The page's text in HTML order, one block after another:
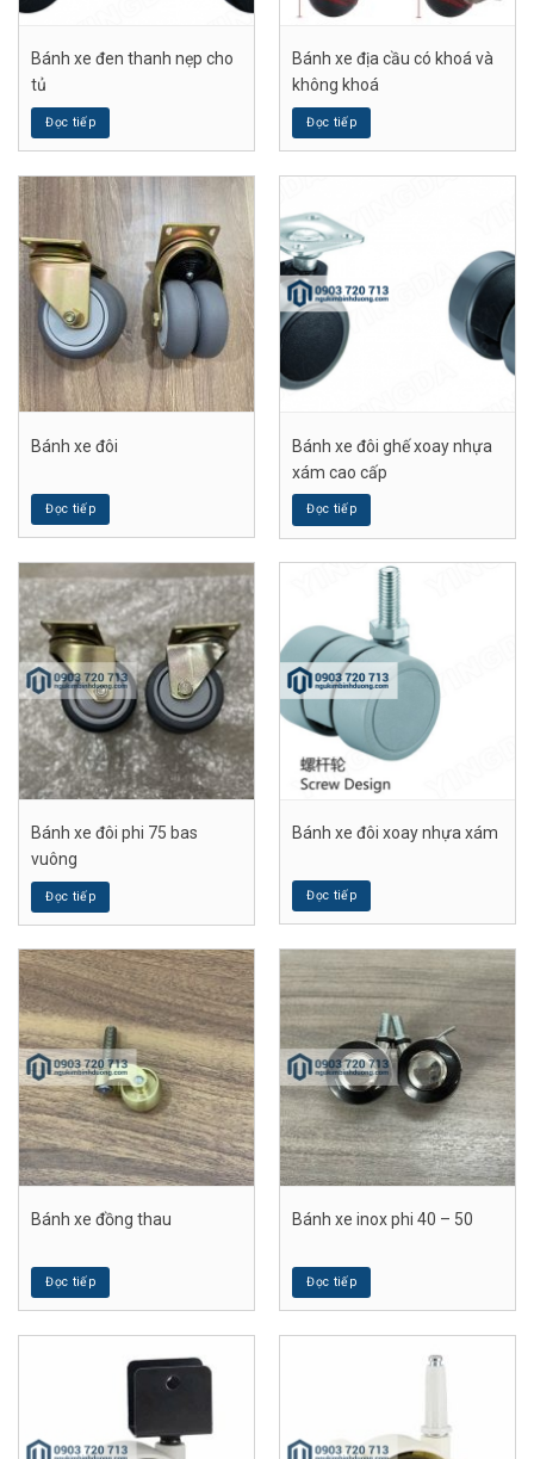
Bánh xe đen thanh nẹp cho
tủ
Đọc tiếp
Bánh xe địa cầu có khoá và
không khoá
Đọc tiếp
Bánh xe đôi
Đọc tiếp
Bánh xe đôi ghế xoay nhựa
xám cao cấp
Đọc tiếp
Bánh xe đôi phi 75 bas
vuông
Đọc tiếp
Bánh xe đôi xoay nhựa xám
Đọc tiếp
Bánh xe đồng thau
Đọc tiếp
Bánh xe inox phi 40 – 50
Đọc tiếp